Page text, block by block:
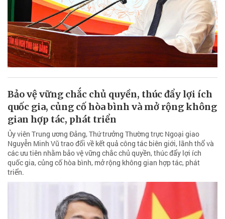
Bảo vệ vững chắc chủ quyền, thúc đẩy lợi ích
quốc gia, củng cố hòa bình và mở rộng không
gian hợp tác, phát triển
Ủy viên Trung ương Đảng, Thứ trưởng Thường trực Ngoại giao
Nguyễn Minh Vũ trao đổi về kết quả công tác biên giới, lãnh thổ và
các ưu tiên nhằm bảo vệ vững chắc chủ quyền, thúc đẩy lợi ích
quốc gia, củng cố hòa bình, mở rộng không gian hợp tác, phát
triển.